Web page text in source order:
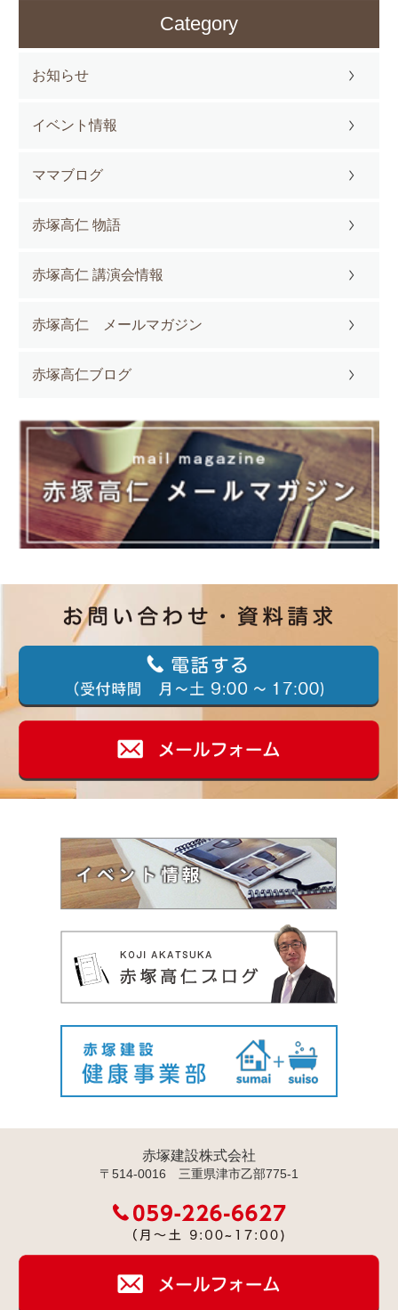
Category
お知らせ
イベント情報
ママブログ
赤塚高仁 物語
赤塚高仁 講演会情報
赤塚高仁 メールマガジン
赤塚高仁ブログ
赤塚建設株式会社
〒514-0016 三重県津市乙部775-1